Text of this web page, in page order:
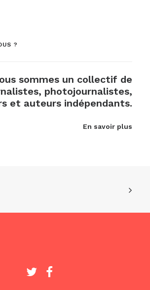
?
sommes un collectif de
photojournalistes,
et auteurs indépendants.
En savoir plus